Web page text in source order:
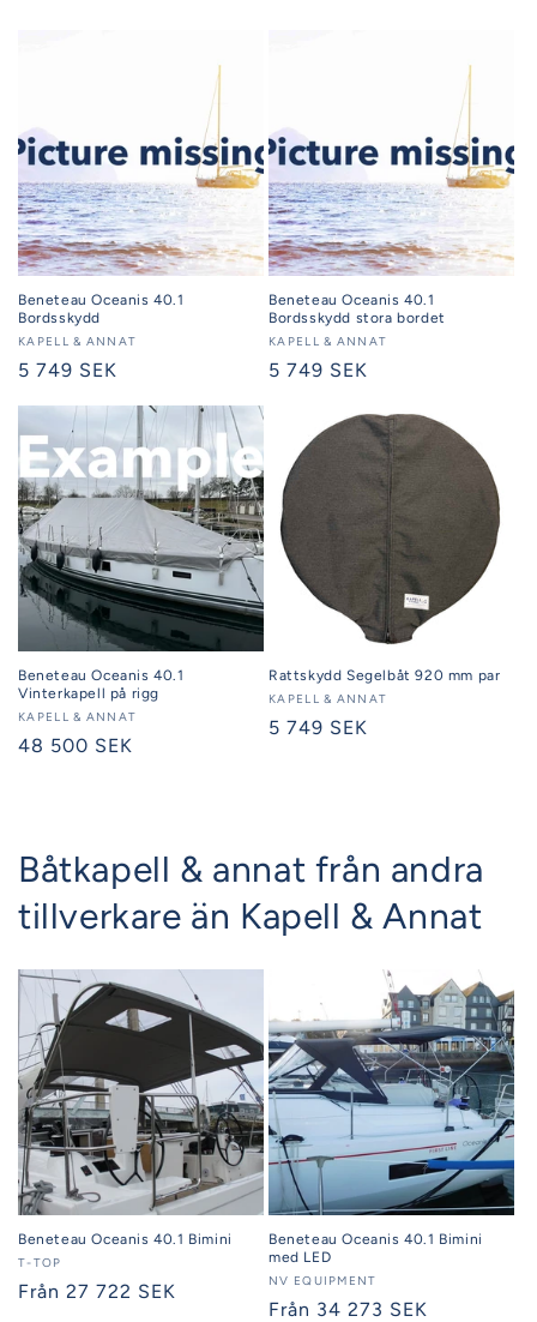
Beneteau Oceanis 40.1
Bordsskydd
Säljare:
KAPELL & ANNAT
Ordinarie
5 749 SEK
Beneteau Oceanis 40.1
Bordsskydd stora bordet
Säljare:
KAPELL & ANNAT
Ordinarie
5 749 SEK
Beneteau Oceanis 40.1
Vinterkapell på rigg
Säljare:
KAPELL & ANNAT
Ordinarie
48 500 SEK
Rattskydd Segelbåt 920 mm par
Säljare:
KAPELL & ANNAT
Ordinarie
5 749 SEK
Båtkapell & annat från andra
tillverkare än Kapell & Annat
Beneteau Oceanis 40.1 Bimini
Säljare:
T-TOP
Ordinarie
Från 27 722 SEK
Beneteau Oceanis 40.1 Bimini
med LED
Säljare:
NV EQUIPMENT
Ordinarie
Från 34 273 SEK